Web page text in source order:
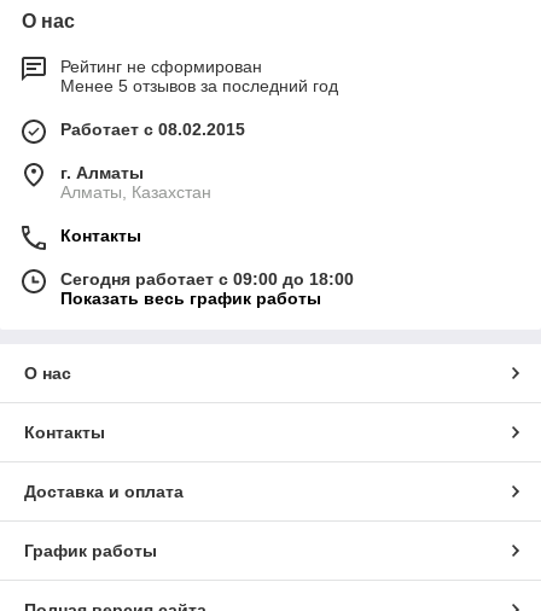
О нас
Рейтинг не сформирован
Менее 5 отзывов за последний год
Работает с 08.02.2015
г. Алматы
Алматы, Казахстан
Контакты
Сегодня работает с 09:00 до 18:00
Показать весь график работы
О нас
Контакты
Доставка и оплата
График работы